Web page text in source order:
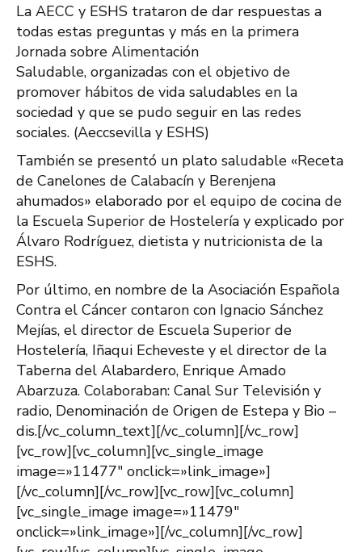
La AECC y ESHS trataron de dar respuestas a
todas estas preguntas y más en la primera
Jornada sobre Alimentación
Saludable, organizadas con el objetivo de
promover hábitos de vida saludables en la
sociedad y que se pudo seguir en las redes
sociales. (Aeccsevilla y ESHS)
También se presentó un plato saludable «Receta
de Canelones de Calabacín y Berenjena
ahumados» elaborado por el equipo de cocina de
la Escuela Superior de Hostelería y explicado por
Álvaro Rodríguez, dietista y nutricionista de la
ESHS.
Por último, en nombre de la Asociación Española
Contra el Cáncer contaron con Ignacio Sánchez
Mejías, el director de Escuela Superior de
Hostelería, Iñaqui Echeveste y el director de la
Taberna del Alabardero, Enrique Amado
Abarzuza. Colaboraban: Canal Sur Televisión y
radio, Denominación de Origen de Estepa y Bio –
dis.[/vc_column_text][/vc_column][/vc_row]
[vc_row][vc_column][vc_single_image
image=»11477″ onclick=»link_image»]
[/vc_column][/vc_row][vc_row][vc_column]
[vc_single_image image=»11479″
onclick=»link_image»][/vc_column][/vc_row]